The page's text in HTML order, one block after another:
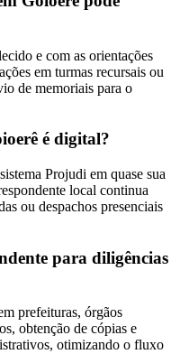
e com as orientações
em turmas recursais ou
de memoriais para o
é digital?
Projudi em quase sua
local continua
ou despachos presenciais
para diligências
prefeituras, órgãos
obtenção de cópias e
otimizando o fluxo